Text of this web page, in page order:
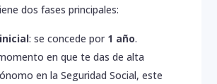
dos fases principales:
: se concede por 1 año.
en que te das de alta
en la Seguridad Social, este